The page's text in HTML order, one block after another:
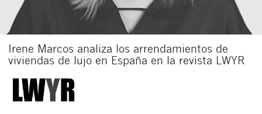
Irene Marcos analiza los arrendamientos de
viviendas de lujo en España en la revista LWYR